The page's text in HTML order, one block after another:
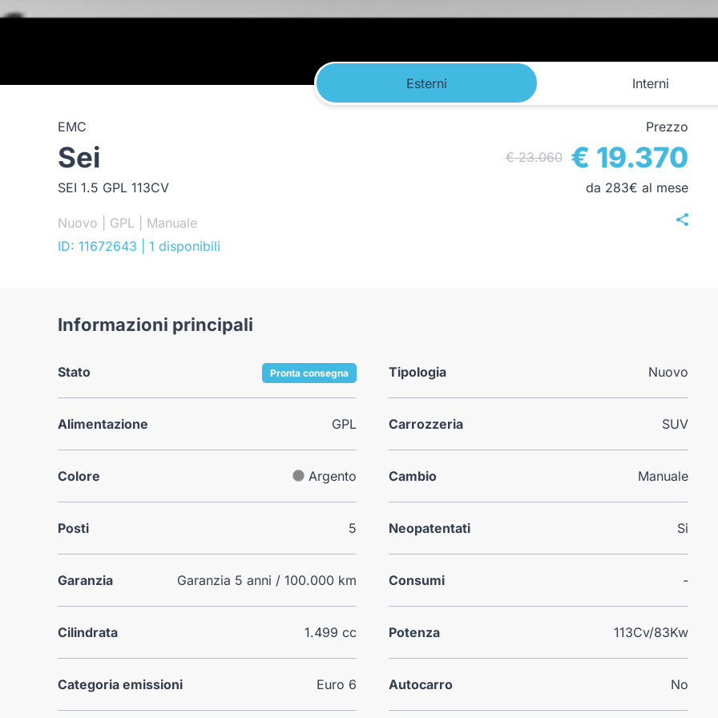
Esterni Interni
EMC
Sei
SEI 1.5 GPL 113CV
Nuovo | GPL | Manuale
ID: 11672643
| 1 disponibili
Prezzo
€ 23.060 € 19.370
da 283€ al mese
Informazioni principali
Stato Pronta consegna Tipologia Nuovo
Alimentazione GPL Carrozzeria SUV
Colore Argento Cambio Manuale
Posti 5 Neopatentati Si
Garanzia Garanzia 5 anni / 100.000 km Consumi -
Cilindrata 1.499 cc Potenza 113Cv/83Kw
Categoria emissioni Euro 6 Autocarro No